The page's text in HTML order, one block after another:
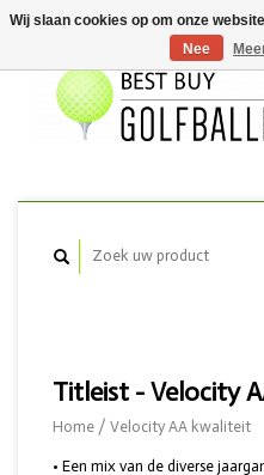
Titleist - Velocity
Home / Velocity AA kwaliteit
• Een mix van de diverse
Wij slaan cookies op om onze
Nee